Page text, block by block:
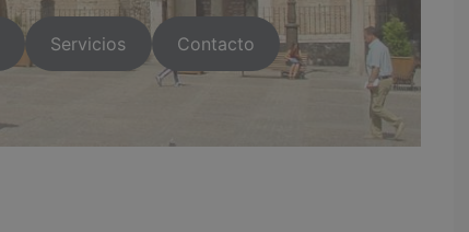
Servicios Contacto